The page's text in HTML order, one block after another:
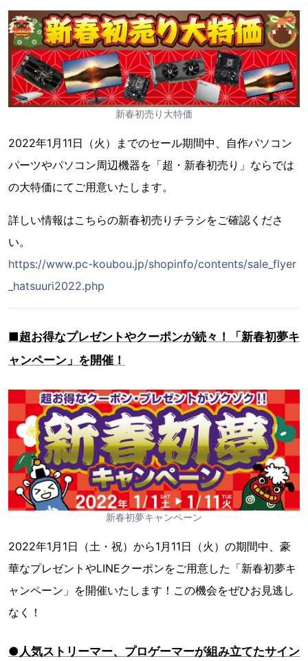
新春初売り大特価
2022年1月11日（火）までのセール期間中、自作パソコン
パーツやパソコン周辺機器を「超・新春初売り」ならでは
の大特価にてご用意いたします。
詳しい情報はこちらの新春初売りチラシをご確認くださ
い。
https://www.pc-koubou.jp/shopinfo/contents/sale_flyer
_hatsuuri2022.php
■超お得なプレゼントやクーポンが続々！「新春初夢キ
ャンペーン」を開催！
新春初夢キャンペーン
2022年1月1日（土・祝）から1月11日（火）の期間中、豪
華なプレゼントやLINEクーポンをご用意した「新春初夢キ
ャンペーン」を開催いたします！この機会をぜひお見逃し
なく！
●人気ストリーマー、プロゲーマーが組み立てたサイン